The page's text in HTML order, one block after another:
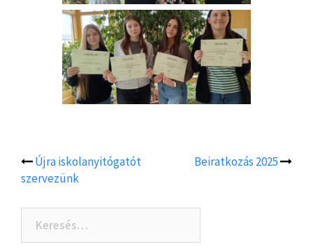
Post
navigation
Újra iskolanyitógatót
szervezünk
Beiratkozás 2025